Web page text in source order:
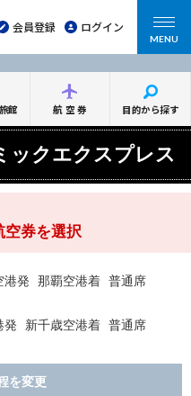
会員登録 ログイン
MENU
館 航空券 目的から探す
ックエクスプレス
空券を選択
港発 那覇空港着 普通席
発 新千歳空港着 普通席
を変更